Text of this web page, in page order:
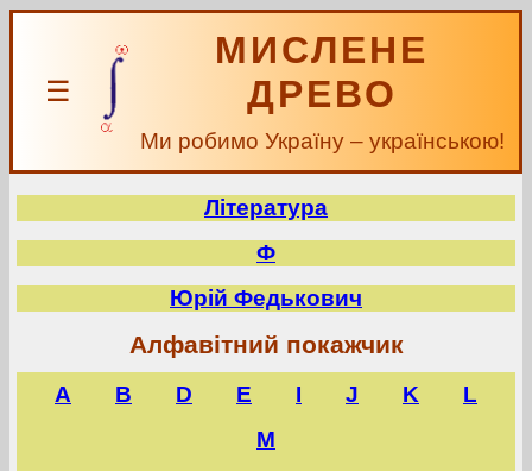
☰
МИСЛЕНЕ
ДРЕВО
Ми робимо Україну – українською!
Література
Ф
Юрій Федькович
Алфавітний покажчик
A B D E I J K
L
M